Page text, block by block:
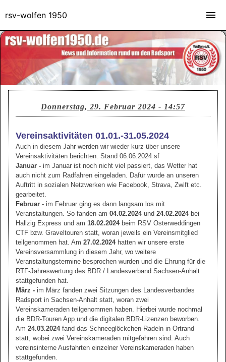
Donnerstag, 29. Februar 2024 - 14:57
Vereinsaktivitäten 01.01.-31.05.2024
Auch in diesem Jahr werden wir wieder kurz über unsere
Vereinsaktivitäten berichten. Stand 06.06.2024 sf
Januar - im Januar ist noch nicht viel passiert, das Wetter hat
auch nicht zum Radfahren eingeladen. Dafür wurde an unseren
Auftritt in sozialen Netzwerken wie Facebook, Strava, Zwift etc.
gearbeitet.
Februar - im Februar ging es dann langsam los mit
Veranstaltungen. So fanden am 04.02.2024und 24.02.2024bei
Hallzig Express und am 18.02.2024beim RSV Osterweddingen
CTF bzw. Graveltouren statt, woran jeweils ein Vereinsmitglied
teilgenommen hat. Am 27.02.2024hatten wir unsere erste
Vereinsversammlung in diesem Jahr, wo weitere
Veranstaltungstermine besprochen wurden und die Ehrung für die
RTF-Jahreswertung des BDR / Landesverband Sachsen-Anhalt
stattgefunden hat.
März - im März fanden zwei Sitzungen des Landesverbandes
Radsport in Sachsen-Anhalt statt, woran zwei
Vereinskameraden teilgenommen haben. Hierbei wurde nochmal
die BDR-Touren App und die digitalen BDR-Lizenzen beworben.
Am 24.03.2024fand das Schneeglöckchen-Radeln in Ortrand
statt, wobei zwei Vereinskameraden mitgefahren sind. Auch
vereinsinterne Ausfahrten einzelner Vereinskameraden haben
stattgefunden.
rsv-wolfen 1950